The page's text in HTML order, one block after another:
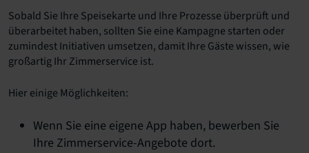
Sobald Sie Ihre Speisekarte und Ihre Prozesse überprüft und
überarbeitet haben, sollten Sie eine Kampagne starten oder
zumindest Initiativen umsetzen, damit Ihre Gäste wissen, wie
großartig Ihr Zimmerservice ist.
Hier einige Möglichkeiten:
Wenn Sie eine eigene App haben, bewerben Sie
Ihre Zimmerservice-Angebote dort.